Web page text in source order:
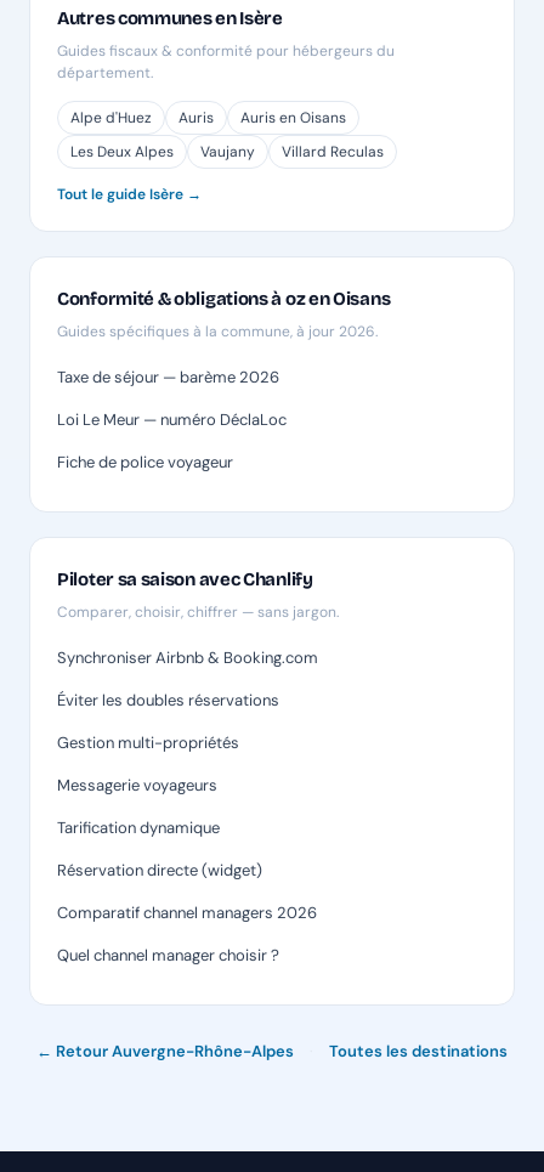
Autres communes en Isère
Guides fiscaux & conformité pour hébergeurs du
département.
Alpe d'Huez Auris
Auris en Oisans
Les Deux Alpes
Vaujany Villard Reculas
Tout le guide Isère →
Conformité & obligations à oz en Oisans
Guides spécifiques à la commune, à jour 2026.
Taxe de séjour — barème 2026
Loi Le Meur — numéro DéclaLoc
Fiche de police voyageur
Piloter sa saison avec Chanlify
Comparer, choisir, chiffrer — sans jargon.
Synchroniser Airbnb & Booking.com
Éviter les doubles réservations
Gestion multi-propriétés
Messagerie voyageurs
Tarification dynamique
Réservation directe (widget)
Comparatif channel managers 2026
Quel channel manager choisir ?
← Retour Auvergne-Rhône-Alpes Toutes les destinations